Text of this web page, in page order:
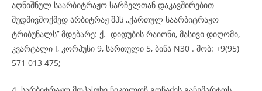
აღნიშნულ საარბიტრაჟო სარჩელთან დაკავშირებით
მუდმივმოქმედ არბიტრაჟ შპს ,,ქართულ საარბიტრაჟო
ტრიბუნალს’’ მდებარე: ქ. დიდუბის რაიონი, მასივი დიღომი,
კვარტალი I, კორპუსი 9, სართული 5, ბინა N30 . მობ: +9(95)
571 013 475;